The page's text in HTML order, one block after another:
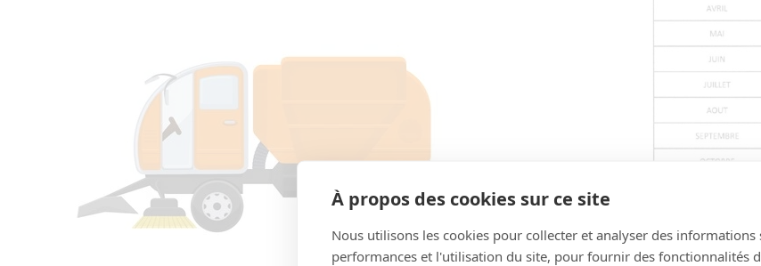
À propos des cookies sur ce site
Nous utilisons les cookies pour collecter et analyser des informations
performances et l'utilisation du site, pour fournir des fonctionnalités